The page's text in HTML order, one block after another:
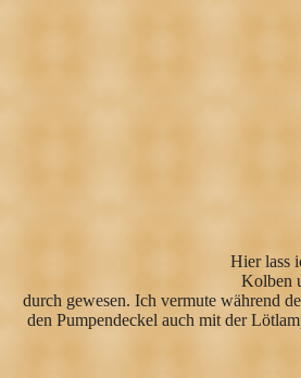
Hier lass
Kolben
durch gewesen. Ich vermute während
den Pumpendeckel auch mit der